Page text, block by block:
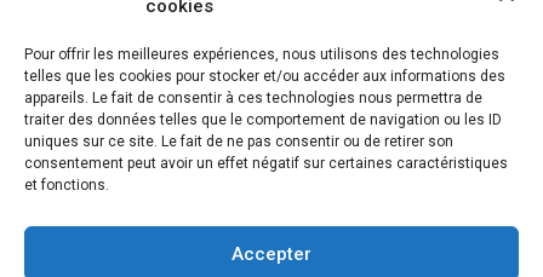
cookies
Pour offrir les meilleures expériences, nous utilisons des technologies
telles que les cookies pour stocker et/ou accéder aux informations des
appareils. Le fait de consentir à ces technologies nous permettra de
traiter des données telles que le comportement de navigation ou les ID
uniques sur ce site. Le fait de ne pas consentir ou de retirer son
consentement peut avoir un effet négatif sur certaines caractéristiques
et fonctions.
Accepter
Ultra HD Blu-ray™, jusqu’à 100Go/disque
Sortie vidéo
Compatibilité avec les téléviseurs 4K 120Hz et
8K, VRR (spécification HDMI v. 2.1)